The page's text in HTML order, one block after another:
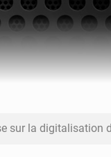
sur la digitalisation